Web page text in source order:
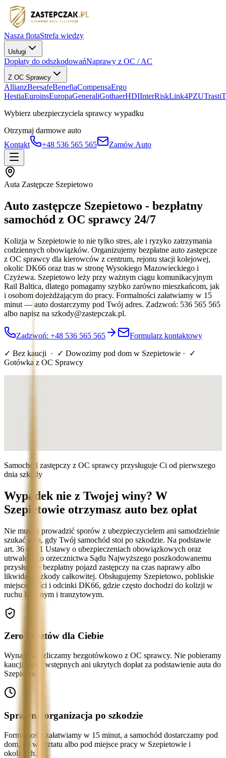
Nasza flotaStrefa wiedzy
Usługi
Dopłaty do odszkodowańNaprawy z OC / AC
Z OC Sprawcy
AllianzBeesafeBenefiaCompensaErgo
HestiaEuroinsEuropaGeneraliGothaerHDIInterRiskLink4PZUTrasti
Wybierz ubezpieczyciela sprawcy wypadku
Otrzymaj darmowe auto
Kontakt
+48 536 565 565 Zamów Auto
Auta Zastępcze Szepietowo
Auto zastępcze Szepietowo - bezpłatny
samochód z OC sprawcy 24/7
Kolizja w Szepietowie to nie tylko stres, ale i ryzyko zatrzymania
codziennych obowiązków. Organizujemy bezpłatne auto zastępcze
z OC sprawcy dla kierowców z centrum, rejonu stacji kolejowej,
okolic DK66 oraz tras w stronę Wysokiego Mazowieckiego i
Czyżewa. Szepietowo leży przy ważnym ciągu komunikacyjnym
Rail Baltica, dlatego pomagamy szybko zarówno mieszkańcom, jak
i osobom dojeżdżającym do pracy. Formalności załatwiamy w 15
minut — auto dostarczymy pod Twój adres. Zadzwoń: 536 565 565
albo napisz na szkody@zastepczak.pl.
Zadzwoń: +48 536 565 565 Formularz kontaktowy
✓ Bez kaucji · ✓ Dowozimy pod dom w Szepietowie · ✓
Gotówka z OC Sprawcy
Samochód zastępczy z OC sprawcy przysługuje Ci od pierwszego
dnia szkody
Wypadek nie z Twojej winy? W
Szepietowie otrzymasz auto bez opłat
Nie musisz prowadzić sporów z ubezpieczycielem ani samodzielnie
szukać auta, gdy Twój samochód stoi po szkodzie. Na podstawie
art. 36 ust. 1 Ustawy o ubezpieczeniach obowiązkowych oraz
utrwalonego orzecznictwa Sądu Najwyższego poszkodowanemu
przysługuje bezpłatny pojazd zastępczy na czas naprawy albo
likwidacji szkody całkowitej. Obsługujemy Szepietowo, pobliskie
miejscowości i odcinki DK66, gdzie często dochodzi do kolizji w
ruchu lokalnym i tranzytowym.
Zero kosztów dla Ciebie
Wynajem rozliczamy bezgotówkowo z OC sprawcy. Nie pobieramy
kaucji, opłat wstępnych ani ukrytych dopłat za podstawienie auta do
Szepietowa.
Sprawna organizacja po szkodzie
Formalności załatwiamy w 15 minut, a samochód dostarczamy pod
dom, do warsztatu albo pod miejsce pracy w Szepietowie i
okolicach.